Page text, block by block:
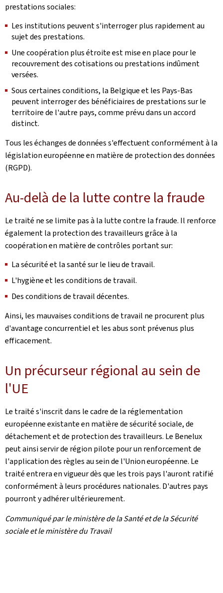
prestations sociales:
Les institutions peuvent s'interroger plus rapidement au
sujet des prestations.
Une coopération plus étroite est mise en place pour le
recouvrement des cotisations ou prestations indûment
versées.
Sous certaines conditions, la Belgique et les Pays-Bas
peuvent interroger des bénéficiaires de prestations sur le
territoire de l'autre pays, comme prévu dans un accord
distinct.
Tous les échanges de données s'effectuent conformément à la
législation européenne en matière de protection des données
(RGPD).
Au-delà de la lutte contre la fraude
Le traité ne se limite pas à la lutte contre la fraude. Il renforce
également la protection des travailleurs grâce à la
coopération en matière de contrôles portant sur:
La sécurité et la santé sur le lieu de travail.
L'hygiène et les conditions de travail.
Des conditions de travail décentes.
Ainsi, les mauvaises conditions de travail ne procurent plus
d'avantage concurrentiel et les abus sont prévenus plus
efficacement.
Un précurseur régional au sein de
l'UE
Le traité s'inscrit dans le cadre de la réglementation
européenne existante en matière de sécurité sociale, de
détachement et de protection des travailleurs. Le Benelux
peut ainsi servir de région pilote pour un renforcement de
l'application des règles au sein de l'Union européenne. Le
traité entrera en vigueur dès que les trois pays l'auront ratifié
conformément à leurs procédures nationales. D'autres pays
pourront y adhérer ultérieurement.
Communiqué par le ministère de la Santé et de la Sécurité
sociale et le ministère du Travail